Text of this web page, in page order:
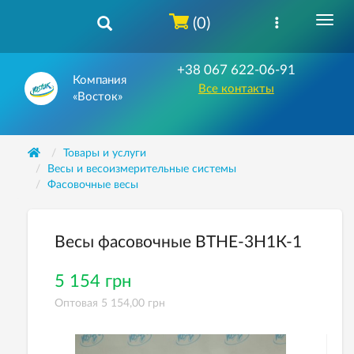
Компания
«Восток»
+38 067 622-06-91
Все контакты
(0)
Товары и услуги
Весы и весоизмерительные системы
Фасовочные весы
Весы фасовочные ВТНЕ-3H1К-1
5 154 грн
Оптовая 5 154,00 грн